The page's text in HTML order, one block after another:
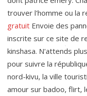
trouver l'homme ou la
gratuit Envoie des
inscrite sur ce site de
kinshasa. N'attends
pour suivre la
nord-kivu, la ville
amour sur badoo, flirt,